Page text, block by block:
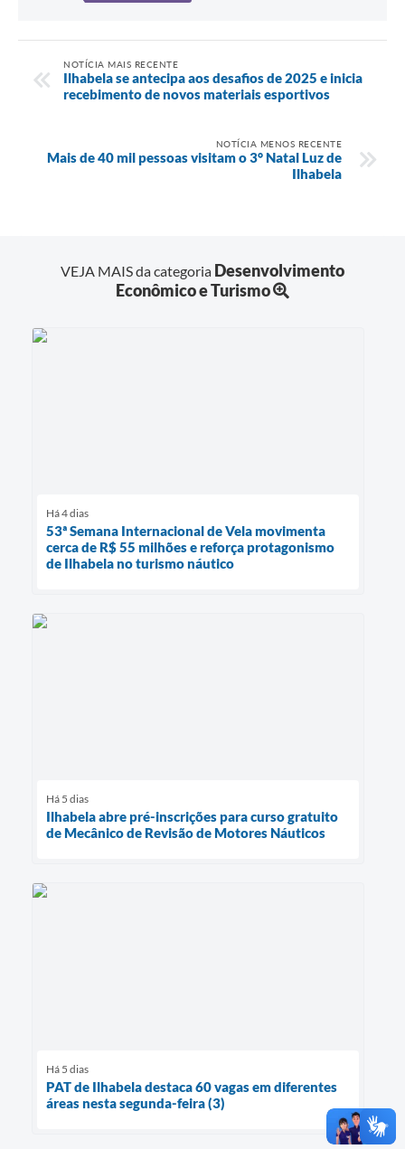
NOTÍCIA MAIS RECENTE
Ilhabela se antecipa aos desafios de 2025 e inicia
recebimento de novos materiais esportivos
NOTÍCIA MENOS RECENTE
Mais de 40 mil pessoas visitam o 3° Natal Luz de
Ilhabela
VEJA MAIS da categoria Desenvolvimento
Econômico e Turismo
Há 4 dias
53ª Semana Internacional de Vela movimenta
cerca de R$ 55 milhões e reforça protagonismo
de Ilhabela no turismo náutico
Há 5 dias
Ilhabela abre pré-inscrições para curso gratuito
de Mecânico de Revisão de Motores Náuticos
Há 5 dias
PAT de Ilhabela destaca 60 vagas em diferentes
áreas nesta segunda-feira (3)